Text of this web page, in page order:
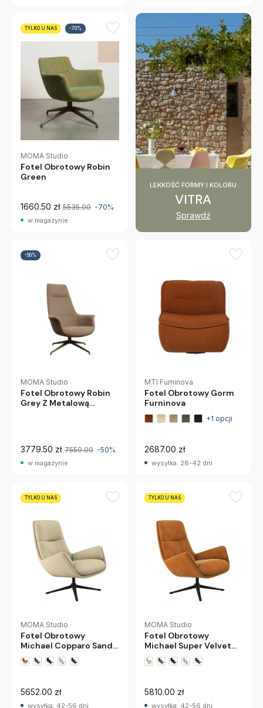
TYLKO U NAS -70%
MOMA Studio
Fotel Obrotowy Robin
Green
1660.50 zł 5535.00 -70%
w magazynie
LEKKOŚĆ FORMY I KOLORU
VITRA
Sprawdź
-50%
MOMA Studio
Fotel Obrotowy Robin
Grey Z Metalową
3779.50 zł 7559.00 -50%
w magazynie
MTI Furninova
Fotel Obrotowy Gorm
Furninova
+1 opcji
2687.00 zł
wysyłka: 28-42 dni
TYLKO U NAS
MOMA Studio
Fotel Obrotowy
Michael Copparo Sandy
Beige
5652.00 zł
wysyłka: 42-56 dni
TYLKO U NAS
MOMA Studio
Fotel Obrotowy
Michael Super Velvet
Warm Yellow
5810.00 zł
wysyłka: 42-56 dni